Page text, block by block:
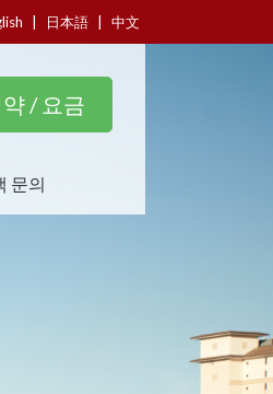
日本語 中文
/ 요금
문의